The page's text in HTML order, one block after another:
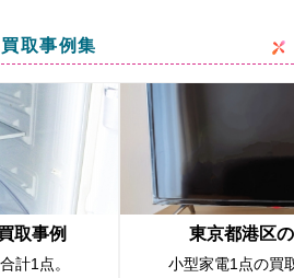
買取事例集
取事例
計1点。
東京都港区
小型家電1点の買